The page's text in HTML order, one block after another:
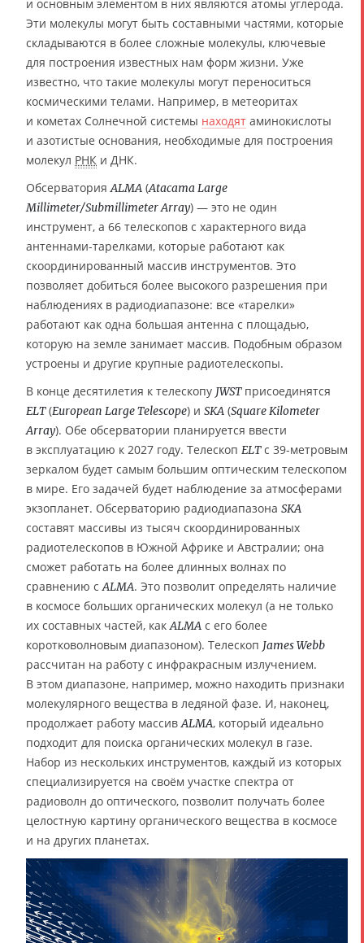
и основным элементом в них являются атомы углерода.
Эти молекулы могут быть составными частями, которые
складываются в более сложные молекулы, ключевые
для построения известных нам форм жизни. Уже
известно, что такие молекулы могут переноситься
космическими телами. Например, в метеоритах
и кометах Солнечной системы находят аминокислоты
и азотистые основания, необходимые для построения
молекул РНК и ДНК.
ОбсерваторияALMA (Atacama Large
Millimeter/Submillimeter Array) — это не один
инструмент, а 66 телескопов с характерного вида
антеннами-тарелками, которые работают как
скоординированный массив инструментов. Это
позволяет добиться более высокого разрешения при
наблюдениях в радиодиапазоне: все «тарелки»
работают как одна большая антенна с площадью,
которую на земле занимает массив. Подобным образом
устроены и другие крупные радиотелескопы.
В конце десятилетия к телескопу JWSTприсоединятся
ELT(European Large Telescope) и SKA (Square Kilometer
Array). Обе обсерватории планируется ввести
в эксплуатацию к 2027 году. Телескоп ELTс 39-метровым
зеркалом будет самым большим оптическим телескопом
в мире. Его задачей будет наблюдение за атмосферами
экзопланет. Обсерваторию радиодиапазона SKA
составят массивы из тысяч скоординированных
радиотелескопов в Южной Африке и Австралии; она
сможет работать на более длинных волнах по
сравнению сALMA. Это позволит определять наличие
в космосе больших органических молекул (а не только
их составных частей, какALMA с его более
коротковолновым диапазоном). Телескоп James Webb
рассчитан на работу с инфракрасным излучением.
В этом диапазоне, например, можно находить признаки
молекулярного вещества в ледяной фазе. И, наконец,
продолжает работу массивALMA, который идеально
подходит для поиска органических молекул в газе.
Набор из нескольких инструментов, каждый из которых
специализируется на своём участке спектра от
радиоволн до оптического, позволит получать более
целостную картину органического вещества в космосе
и на других планетах.